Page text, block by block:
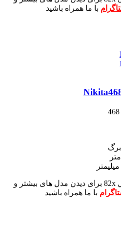
با ما همراه باشید
برای دیدن مدل های بیشتر و
با ما همراه باشید